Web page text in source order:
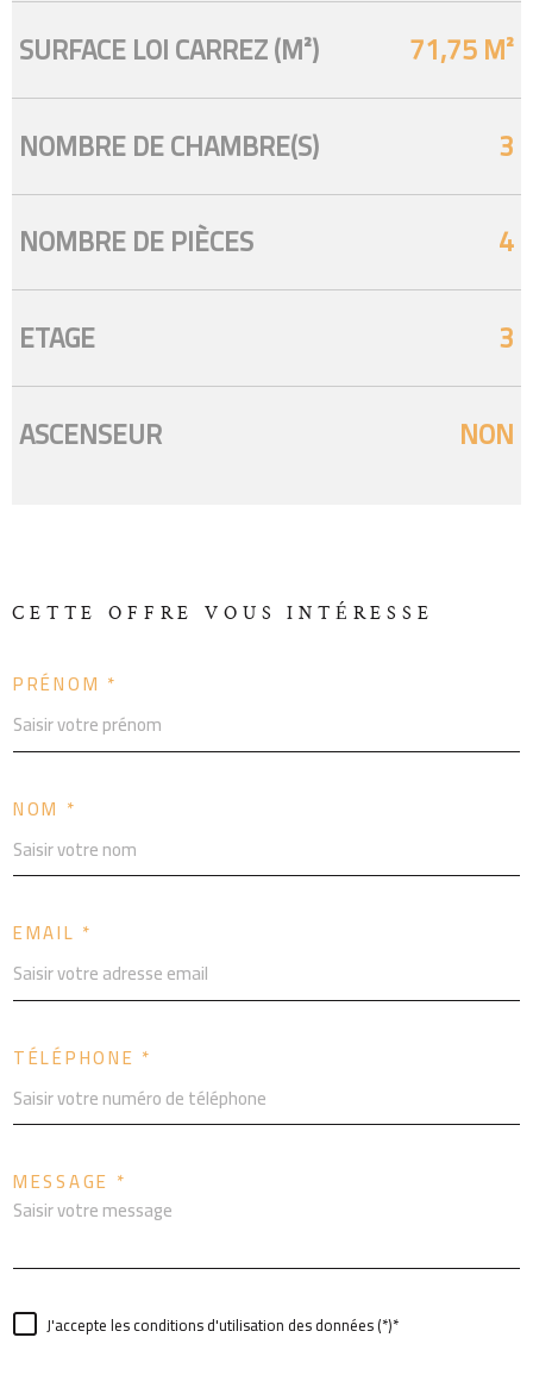
SURFACE LOI CARREZ (M²)
71,75 M²
NOMBRE DE CHAMBRE(S)
3
NOMBRE DE PIÈCES
4
ETAGE
3
ASCENSEUR
NON
CETTE OFFRE VOUS INTÉRESSE
PRÉNOM *
NOM *
EMAIL *
TÉLÉPHONE *
MESSAGE *
J'accepte les conditions d'utilisation des données (*)*